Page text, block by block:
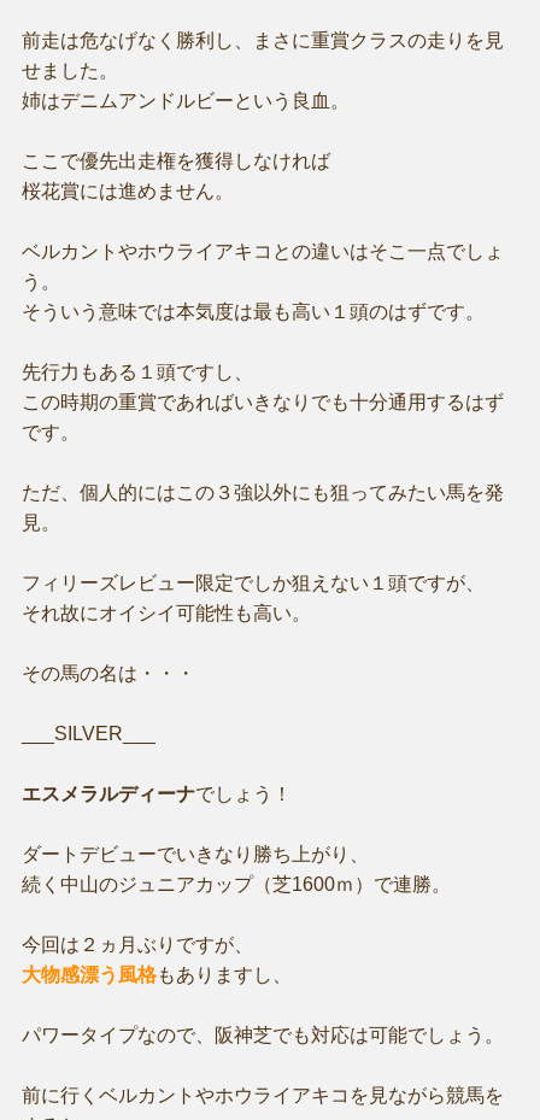
前走は危なげなく勝利し、まさに重賞クラスの走りを見
せました。
姉はデニムアンドルビーという良血。
ここで優先出走権を獲得しなければ
桜花賞には進めません。
ベルカントやホウライアキコとの違いはそこ一点でしょ
う。
そういう意味では本気度は最も高い１頭のはずです。
先行力もある１頭ですし、
この時期の重賞であればいきなりでも十分通用するはず
です。
ただ、個人的にはこの３強以外にも狙ってみたい馬を発
見。
フィリーズレビュー限定でしか狙えない１頭ですが、
それ故にオイシイ可能性も高い。
その馬の名は・・・
___SILVER___
エスメラルディーナでしょう！
ダートデビューでいきなり勝ち上がり、
続く中山のジュニアカップ（芝1600ｍ）で連勝。
今回は２ヵ月ぶりですが、
大物感漂う風格もありますし、
パワータイプなので、阪神芝でも対応は可能でしょう。
前に行くベルカントやホウライアキコを見ながら競馬を